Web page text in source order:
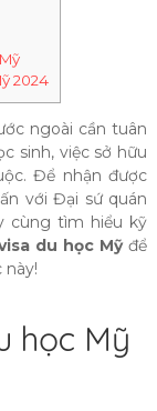
2024
ngoài cần tuân
sinh, việc sở hữu
Để nhận được
với Đại sứ quán
cùng tìm hiểu kỹ
du học Mỹđể
học Mỹ